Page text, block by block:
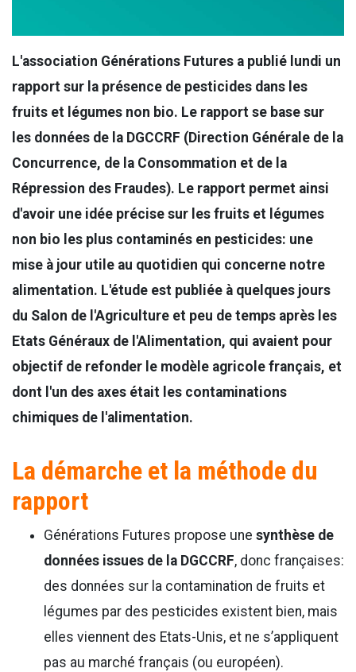
L'association Générations Futures a publié lundi un
rapport sur la présence de pesticides dans les
fruits et légumes non bio. Le rapport se base sur
les données de la DGCCRF (Direction Générale de la
Concurrence, de la Consommation et de la
Répression des Fraudes). Le rapport permet ainsi
d'avoir une idée précise sur les fruits et légumes
non bio les plus contaminés en pesticides: une
mise à jour utile au quotidien qui concerne notre
alimentation. L'étude est publiée à quelques jours
du Salon de l'Agriculture et peu de temps après les
Etats Généraux de l'Alimentation, qui avaient pour
objectif de refonder le modèle agricole français, et
dont l'un des axes était les contaminations
chimiques de l'alimentation.
La démarche et la méthode du
rapport
Générations Futures propose une synthèse de
données issues de la DGCCRF, donc françaises:
des données sur la contamination de fruits et
légumes par des pesticides existent bien, mais
elles viennent des Etats-Unis, et ne s’appliquent
pas au marché français (ou européen).